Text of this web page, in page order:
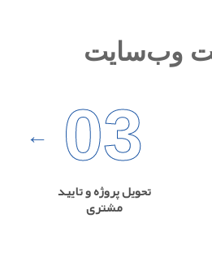
وب‌سایت
03
تحویل پروژه و تایید
مشتری